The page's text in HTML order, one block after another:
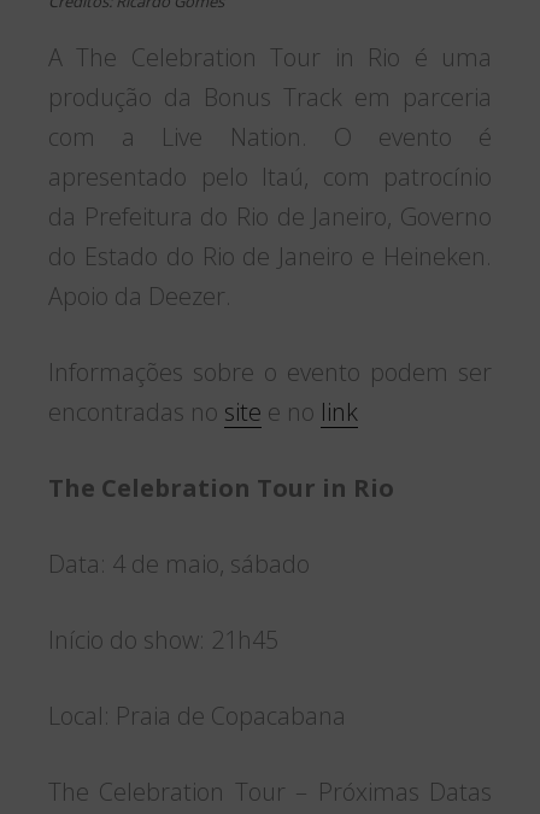
A The Celebration Tour in Rio é uma
produção da Bonus Track em parceria
com a Live Nation. O evento é
apresentado pelo Itaú, com patrocínio
da Prefeitura do Rio de Janeiro, Governo
do Estado do Rio de Janeiro e Heineken.
Apoio da Deezer.
Informações sobre o evento podem ser
encontradas no site e no link
The Celebration Tour in Rio
Data: 4 de maio, sábado
Início do show: 21h45
Local: Praia de Copacabana
The Celebration Tour – Próximas Datas